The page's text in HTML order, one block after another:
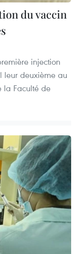
du vaccin
injection
leur deuxième au
la Faculté de